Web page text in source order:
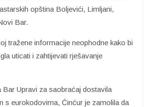
opština Boljevići, Limljani,
Bar.
tražene informacije neophodne kako bi
uticati i zahtijevati rješavanje
Bar Upravi za saobraćaj dostavila
s eurokodovima, Ćinćur je zamolila da